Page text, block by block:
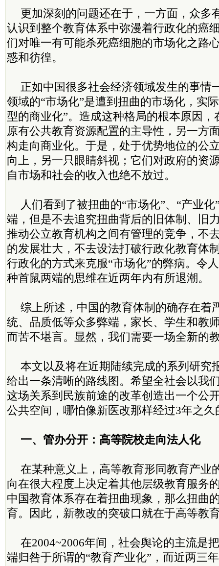
更加深刻的问题还在于，一方面，众多
认识到整个教育体系中弥漫着行政化的癌
们对唯一有可能杀死癌细胞的市场化之路
惑和彷徨。
正如中国很多社会经济领域发生的事情
领域的“市场化”是遭到扭曲的市场化，实
型的商业化”。造成这种格局的根本原因
原有公共教育资源配置的主导性，另一方
构走向商业化。于是，处于优势地位的公
向上，另一只眼睛斜视；它们对政府的资
自市场和社会的收入也绝不放过。
人们看到了被扭曲的“市场化”、“产业
端，但是不去追究扭曲背后的旧体制、旧
推动公立教育机构之间有管理的竞争，不
的发展壮大，不去设法打破行政化教育体
行政化的方式来克服“市场化”的弊病。令
种首鼠两端的思维在近两年内有所退潮。
综上所述，中国的教育体制的确存在着
统、品质低等众多弊端，家长、学生和教
而苦不堪言。显然，我们需要一场全新的
本文以及将在近期陆续完成的系列研究
给出一条清晰的路线图。希望全社会以我
这场关系到民族前途的改革创造出一个公
公共空间，哪怕像新医改那样经过3年之久
一、管办分开：高等院校走向法人化
在某种意义上，高等教育形同教育产业
向在很大程度上决定着其他层级教育服务
中国教育体系存在着扭曲现象，那么扭曲
育。因此，新教改的突破口就在于高等教
在2004~2006年间，社会舆论的主流是
端归咎于所谓的“教育产业化”，而近两三